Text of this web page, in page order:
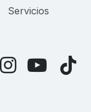
Servicios